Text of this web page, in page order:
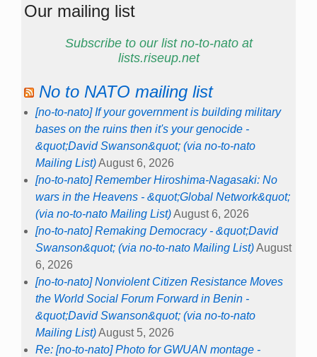
Our mailing list
Subscribe to our list no-to-nato at
lists.riseup.net
No to NATO mailing list
[no-to-nato] If your government is building military
bases on the ruins then it's your genocide -
&quot;David Swanson&quot; (via no-to-nato
Mailing List)August 6, 2026
[no-to-nato] Remember Hiroshima-Nagasaki: No
wars in the Heavens - &quot;Global Network&quot;
(via no-to-nato Mailing List)August 6, 2026
[no-to-nato] Remaking Democracy - &quot;David
Swanson&quot; (via no-to-nato Mailing List)August
6, 2026
[no-to-nato] Nonviolent Citizen Resistance Moves
the World Social Forum Forward in Benin -
&quot;David Swanson&quot; (via no-to-nato
Mailing List)August 5, 2026
Re: [no-to-nato] Photo for GWUAN montage -